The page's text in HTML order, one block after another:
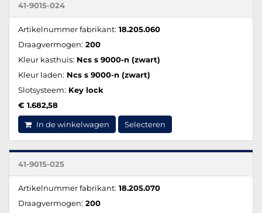
41-9015-024
Artikelnummer fabrikant: 18.205.060
Draagvermogen: 200
Kleur kasthuis: Ncs s 9000-n (zwart)
Kleur laden: Ncs s 9000-n (zwart)
Slotsysteem: Key lock
€ 1.682,58
In de winkelwagen Selecteren
41-9015-025
Artikelnummer fabrikant: 18.205.070
Draagvermogen: 200